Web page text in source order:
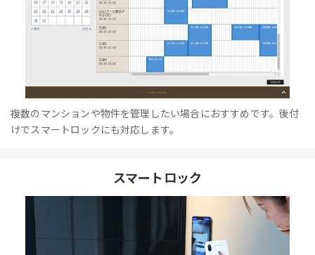
複数のマンションや物件を管理したい場合におすすめです。後付
けでスマートロックにも対応します。
スマートロック